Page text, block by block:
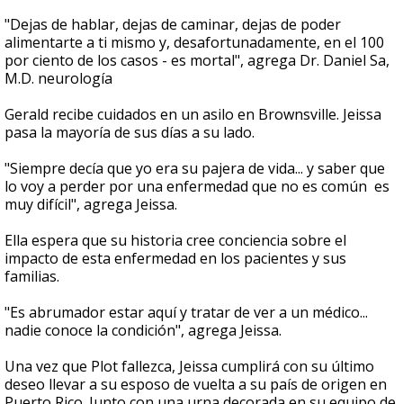
"Dejas de hablar, dejas de caminar, dejas de poder
alimentarte a ti mismo y, desafortunadamente, en el 100
por ciento de los casos - es mortal", agrega Dr. Daniel Sa,
M.D. neurología
Gerald recibe cuidados en un asilo en Brownsville. Jeissa
pasa la mayoría de sus días a su lado.
"Siempre decía que yo era su pajera de vida... y saber que
lo voy a perder por una enfermedad que no es común es
muy difícil", agrega Jeissa.
Ella espera que su historia cree conciencia sobre el
impacto de esta enfermedad en los pacientes y sus
familias.
"Es abrumador estar aquí y tratar de ver a un médico...
nadie conoce la condición", agrega Jeissa.
Una vez que Plot fallezca, Jeissa cumplirá con su último
deseo llevar a su esposo de vuelta a su país de origen en